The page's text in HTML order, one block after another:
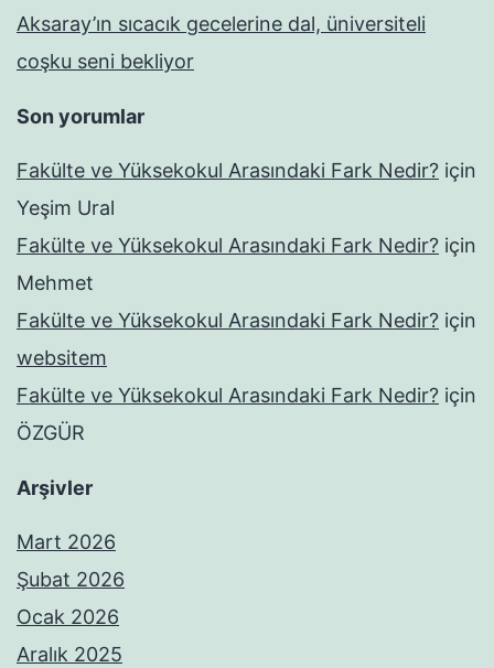
Aksaray’ın sıcacık gecelerine dal, üniversiteli
coşku seni bekliyor
Son yorumlar
Fakülte ve Yüksekokul Arasındaki Fark Nedir? için
Yeşim Ural
Fakülte ve Yüksekokul Arasındaki Fark Nedir? için
Mehmet
Fakülte ve Yüksekokul Arasındaki Fark Nedir? için
websitem
Fakülte ve Yüksekokul Arasındaki Fark Nedir? için
ÖZGÜR
Arşivler
Mart 2026
Şubat 2026
Ocak 2026
Aralık 2025